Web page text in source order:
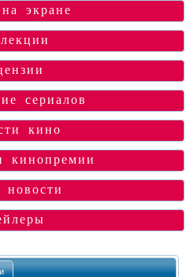
экране
сериалов
кино
кинопремии